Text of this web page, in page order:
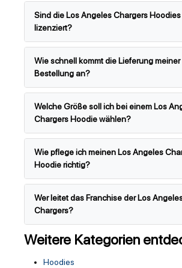
Sind die Los Angeles Chargers
lizenziert?
Wie schnell kommt die Lieferung meiner
Bestellung an?
Welche Größe soll ich bei einem Los
Chargers Hoodie wählen?
Wie pflege ich meinen Los Angeles
Hoodie richtig?
Wer leitet das Franchise der Los
Chargers?
Weitere Kategorien
Hoodies